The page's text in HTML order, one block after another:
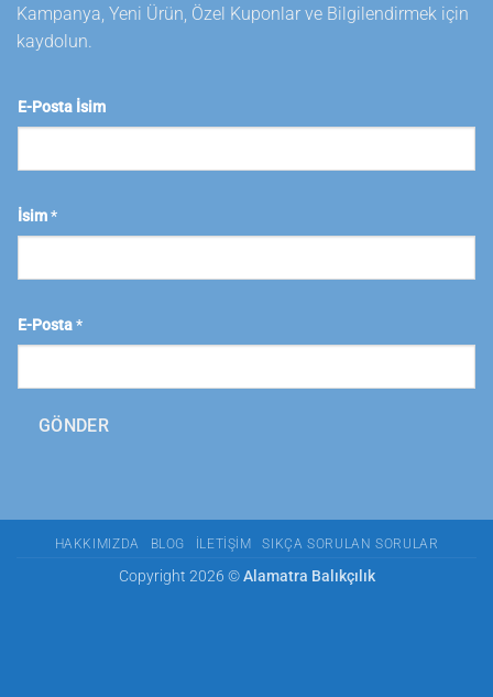
Kampanya, Yeni Ürün, Özel Kuponlar ve Bilgilendirmek için
kaydolun.
E-Posta İsim
İsim*
E-Posta*
GÖNDER
HAKKIMIZDA BLOG İLETIŞIM SIKÇA SORULAN SORULAR
Copyright 2026 ©Alamatra Balıkçılık